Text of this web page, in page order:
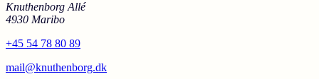
Knuthenborg Allé
4930 Maribo
+45 54 78 80 89
mail@knuthenborg.dk